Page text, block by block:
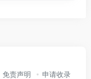
免责声明 申请收录